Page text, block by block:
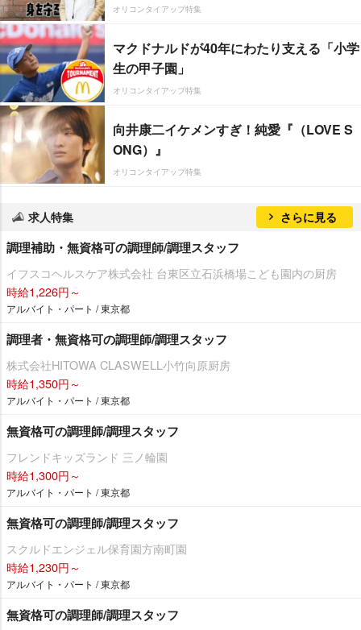
オリコンタイアップ特集
マクドナルドが40年にわたり支える「小学
生の甲子園」
オリコンタイアップ特集
向井康二イケメンすぎ！純愛『（LOVE S
ONG）』
オリコンタイアップ特集
求人特集 さらに見る
調理補助・無資格可の調理師/調理スタッフ
イフスコヘルスケア株式会社 台東区立石浜橋場こども園内の厨房
時給1,226円～
アルバイト・パート / 東京都
調理者・無資格可の調理師/調理スタッフ
株式会社HITOWA CLASWELL小竹向原厨房
時給1,350円～
アルバイト・パート / 東京都
無資格可の調理師/調理スタッフ
フレンドキッズランド 三ノ輪園
時給1,300円～
アルバイト・パート / 東京都
無資格可の調理師/調理スタッフ
スクルドエンジェル保育園方南町園
時給1,230円～
アルバイト・パート / 東京都
無資格可の調理師/調理スタッフ